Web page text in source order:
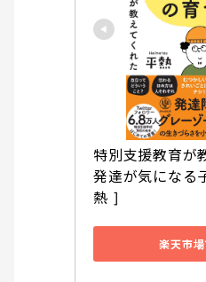
特別支援教育が
発達が気になる
熱 ]
楽天市